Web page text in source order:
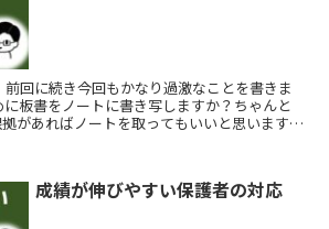
があればノートを取ってもいいと思います。
成績が伸びやすい保護者の対応